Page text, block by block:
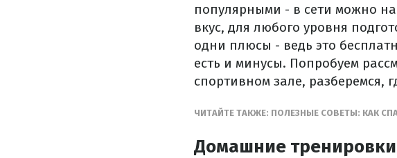
популярными - в сети можно
вкус, для любого уровня
одни плюсы - ведь это
есть и минусы. Попробуем
спортивном зале, разберемся,
ЧИТАЙТЕ ТАКЖЕ: ПОЛЕЗНЫЕ СОВЕТЫ: КАК
Домашние тренировки